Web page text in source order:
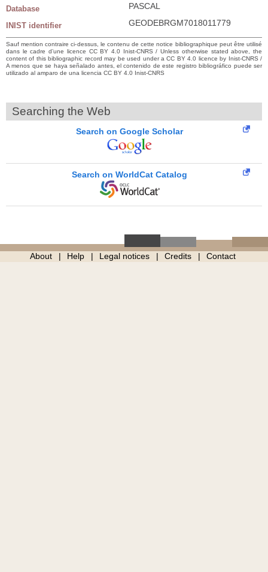
Database PASCAL
INIST identifier GEODEBRGM7018011779
Sauf mention contraire ci-dessus, le contenu de cette notice bibliographique peut être utilisé
dans le cadre d’une licence CC BY 4.0 Inist-CNRS / Unless otherwise stated above, the
content of this bibliographic record may be used under a CC BY 4.0 licence by Inist-CNRS /
A menos que se haya señalado antes, el contenido de este registro bibliográfico puede ser
utilizado al amparo de una licencia CC BY 4.0 Inist-CNRS
Searching the Web
Search on Google Scholar
Search on WorldCat Catalog
About Help Legal notices Credits Contact